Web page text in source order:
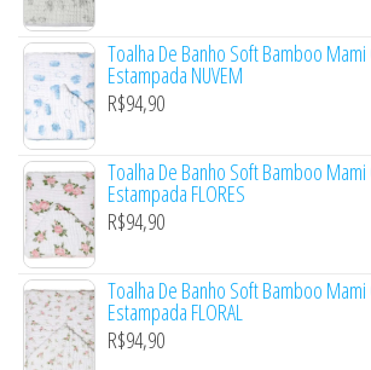
Toalha De Banho Soft Bamboo Mami
Estampada NUVEM
R$94,90
Toalha De Banho Soft Bamboo Mami
Estampada FLORES
R$94,90
Toalha De Banho Soft Bamboo Mami
Estampada FLORAL
R$94,90